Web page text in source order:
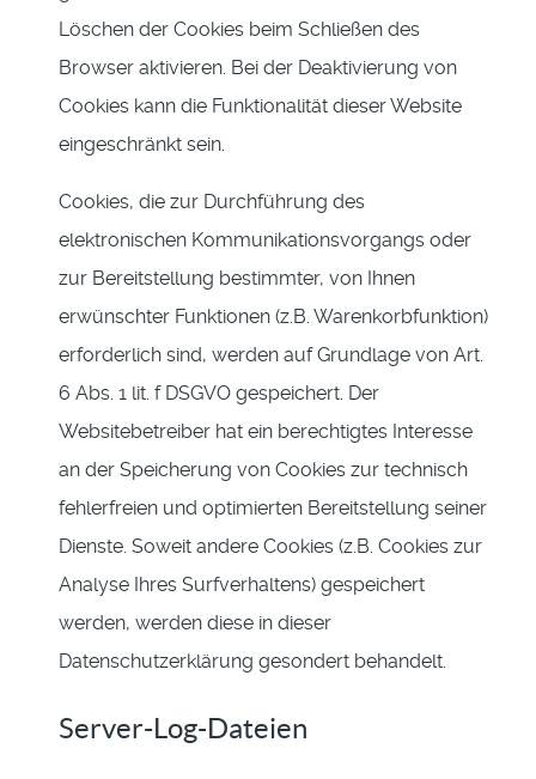
Löschen der Cookies beim Schließen des
Browser aktivieren. Bei der Deaktivierung von
Cookies kann die Funktionalität dieser Website
eingeschränkt sein.
Cookies, die zur Durchführung des
elektronischen Kommunikationsvorgangs oder
zur Bereitstellung bestimmter, von Ihnen
erwünschter Funktionen (z.B. Warenkorbfunktion)
erforderlich sind, werden auf Grundlage von Art.
6 Abs. 1 lit. f DSGVO gespeichert. Der
Websitebetreiber hat ein berechtigtes Interesse
an der Speicherung von Cookies zur technisch
fehlerfreien und optimierten Bereitstellung seiner
Dienste. Soweit andere Cookies (z.B. Cookies zur
Analyse Ihres Surfverhaltens) gespeichert
werden, werden diese in dieser
Datenschutzerklärung gesondert behandelt.
Server-Log-Dateien